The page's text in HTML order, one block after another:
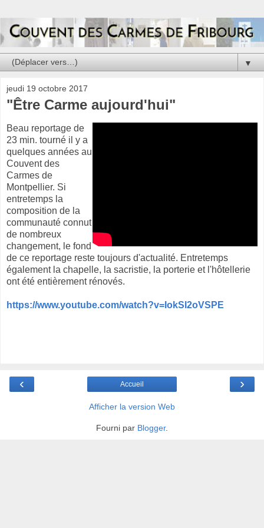
▼
jeudi 19 octobre 2017
"Être Carme aujourd'hui"
Beau reportage de
23 min. tourné il y a
quelques années au
Couvent des
Carmes de
Montpellier. Si
entretemps la
composition de la
communauté connut
de nombreux
changement, le fond
de ce reportage reste toujours d'actualité. Entretemps
également la chapelle, la sacristie, la porterie et l'hôtellerie
ont été entièrement rénovés.
https://www.youtube.com/watch?v=IokSI2oVSPE
‹ ›
Accueil
Afficher la version Web
Fourni par Blogger.